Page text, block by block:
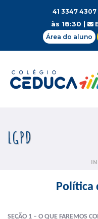
41 3347 4307
às 18:30 |
Área do aluno
LGPD
Política
SEÇÃO 1 – O QUE FAREMOS